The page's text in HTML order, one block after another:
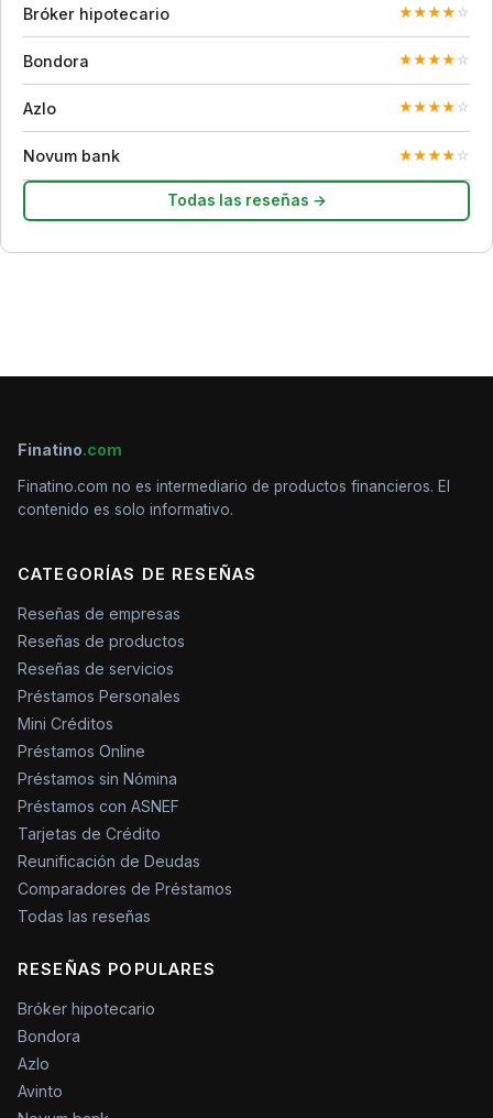
Bróker hipotecario ★★★★ ☆
Bondora ★★★★ ☆
Azlo ★★★★ ☆
Novum bank ★★★★ ☆
Todas las reseñas →
Finatino.com
Finatino.com no es intermediario de productos financieros. El
contenido es solo informativo.
CATEGORÍAS DE RESEÑAS
Reseñas de empresas
Reseñas de productos
Reseñas de servicios
Préstamos Personales
Mini Créditos
Préstamos Online
Préstamos sin Nómina
Préstamos con ASNEF
Tarjetas de Crédito
Reunificación de Deudas
Comparadores de Préstamos
Todas las reseñas
RESEÑAS POPULARES
Bróker hipotecario
Bondora
Azlo
Avinto